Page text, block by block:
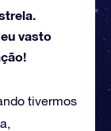
vasto
tivermos